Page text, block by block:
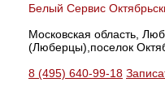
Белый Сервис
Московская область,
(Люберцы),поселок
8 (495) 640-99-18